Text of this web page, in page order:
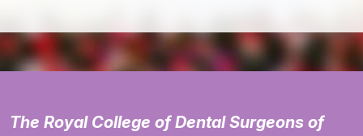
The Royal College of Dental Surgeons of